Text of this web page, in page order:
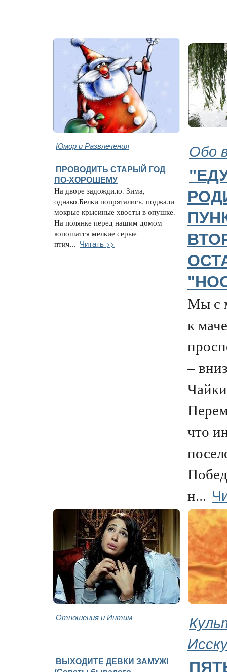
Юмор и Развлечения Обо
ПРОВОДИТЬ СТАРЫЙ ГОД
ПО-ХОРОШЕМУ
На дворе задождило. Зима,
однако.Белки попрятались, поджали
мокрые крысиные хвосты в опушке.
На полянке перед нашим домом
копошатся мелкие серые
птич... Читать >>
Мы с
к
–
что
н...
Отношения и Интим
ВЫХОДИТЕ ДЕВКИ ЗАМУЖ!